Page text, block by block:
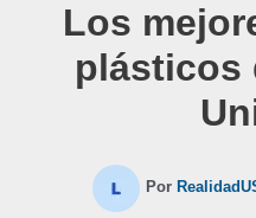
Los
plásticos
Por